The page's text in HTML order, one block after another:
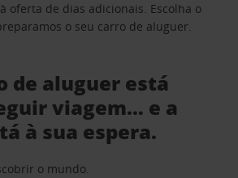
oferta de dias adicionais. Escolha o
o seu carro de aluguer.
de aluguer está
viagem… e a
à sua espera.
o mundo.